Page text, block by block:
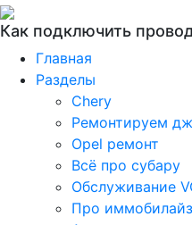
Как подключить
Главная
Разделы
Chery
Ремонтируем
Opel ремонт
Всё про субару
Обслуживание
Про